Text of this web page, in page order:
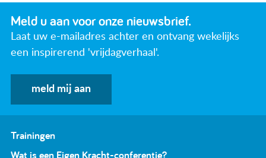
Meld u aan voor onze nieuwsbrief.
Laat uw e-mailadres achter en ontvang wekelijks
een inspirerend 'vrijdagverhaal'.
meld mij aan
Trainingen
Wat is een Eigen Kracht-conferentie?